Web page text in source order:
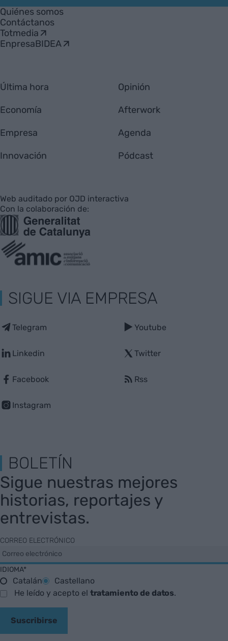
Empresa
Quiénes somos
Contáctanos
Totmedia
EnpresaBIDEA
Última hora
Economía
Empresa
Innovación
Opinión
Afterwork
Agenda
Pódcast
Web auditado por OJD interactiva
Con la colaboración de:
SIGUE VIA EMPRESA
Telegram
Linkedin
Facebook
Instagram
Youtube
Twitter
Rss
BOLETÍN
Sigue nuestras mejores
historias, reportajes y
entrevistas.
CORREO ELECTRÓNICO
IDIOMA*
Catalán
Castellano
He leído y acepto el tratamiento de datos.
Suscribirse